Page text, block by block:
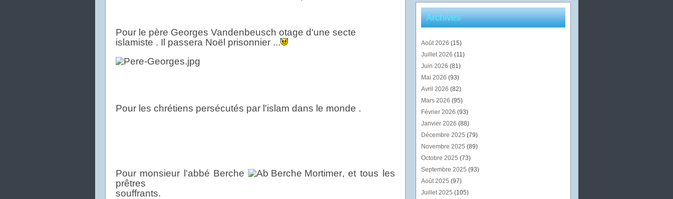
Pour le père Georges Vandenbeusch otage d'une secte
islamiste . Il passera Noël prisonnier ...
Pour les chrétiens persécutés par l'islam dans le monde .
Pour monsieur l'abbé Berche
, et tous les
prêtres
souffrants.
Archives
Août 2026 (15)
Juillet 2026 (11)
Juin 2026 (81)
Mai 2026 (93)
Avril 2026 (82)
Mars 2026 (95)
Février 2026 (93)
Janvier 2026 (88)
Décembre 2025 (79)
Novembre 2025 (89)
Octobre 2025 (73)
Septembre 2025 (93)
Août 2025 (97)
Juillet 2025 (105)